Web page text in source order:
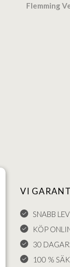
Flemming
VI
SNABB
KÖP
30
100 %